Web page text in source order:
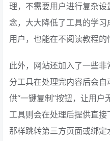
理，不需要用户进行复杂设
念，大大降低了工具的学
用户，也能在不阅读教程的
此外，网站还加入了一些
分工具在处理完内容后会
供“一键复制”按钮，让用
工具则会在处理后提供直
那样跳转第三方页面或绑定